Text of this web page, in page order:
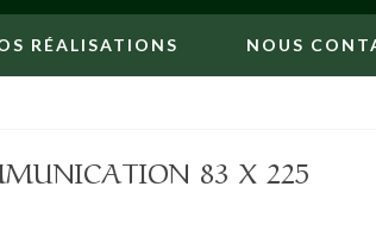
RÉALISATIONS NOUS
83 X 225